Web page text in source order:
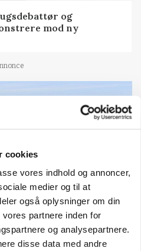
cookies
vores indhold og annoncer,
medier og til at
også oplysninger om din
partnere inden for
og analysepartnere.
disse data med andre
og
mod ny
til naturprojekter